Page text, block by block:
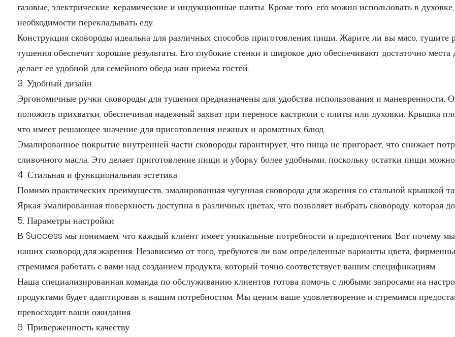
газовые, электрические, керамические и индукционные плиты. Кроме того, его можно использовать в
необходимости перекладывать еду.
Конструкция сковороды идеальна для различных способов приготовления пищи. Жарите ли вы мясо, тушите
тушения обеспечит хорошие результаты. Его глубокие стенки и широкое дно обеспечивают достаточно
делает ее удобной для семейного обеда или приема гостей.
3. Удобный дизайн
Эргономичные ручки сковороды для тушения предназначены для удобства использования и
положить прихватки, обеспечивая надежный захват при переносе кастрюли с плиты или духовки. Крышка
что имеет решающее значение для приготовления нежных и ароматных блюд.
Эмалированное покрытие внутренней части сковороды гарантирует, что пища не пригорает, что снижает
сливочного масла. Это делает приготовление пищи и уборку более удобными, поскольку остатки пищи можно
4. Стильная и функциональная эстетика
Помимо практических преимуществ, эмалированная чугунная сковорода для жарения со стальной крышкой
Яркая эмалированная поверхность доступна в различных цветах, что позволяет выбрать сковороду, которая
5. Параметры настройки
В Success мы понимаем, что каждый клиент имеет уникальные потребности и предпочтения. Вот почему мы
наших сковород для жарения. Независимо от того, требуются ли вам определенные варианты цвета,
стремимся работать с вами над созданием продукта, который точно соответствует вашим спецификациям.
Наша специализированная команда по обслуживанию клиентов готова помочь с любыми запросами на
продуктами будет адаптирован к вашим потребностям. Мы ценим ваше удовлетворение и стремимся
превосходит ваши ожидания.
6. Приверженность качеству